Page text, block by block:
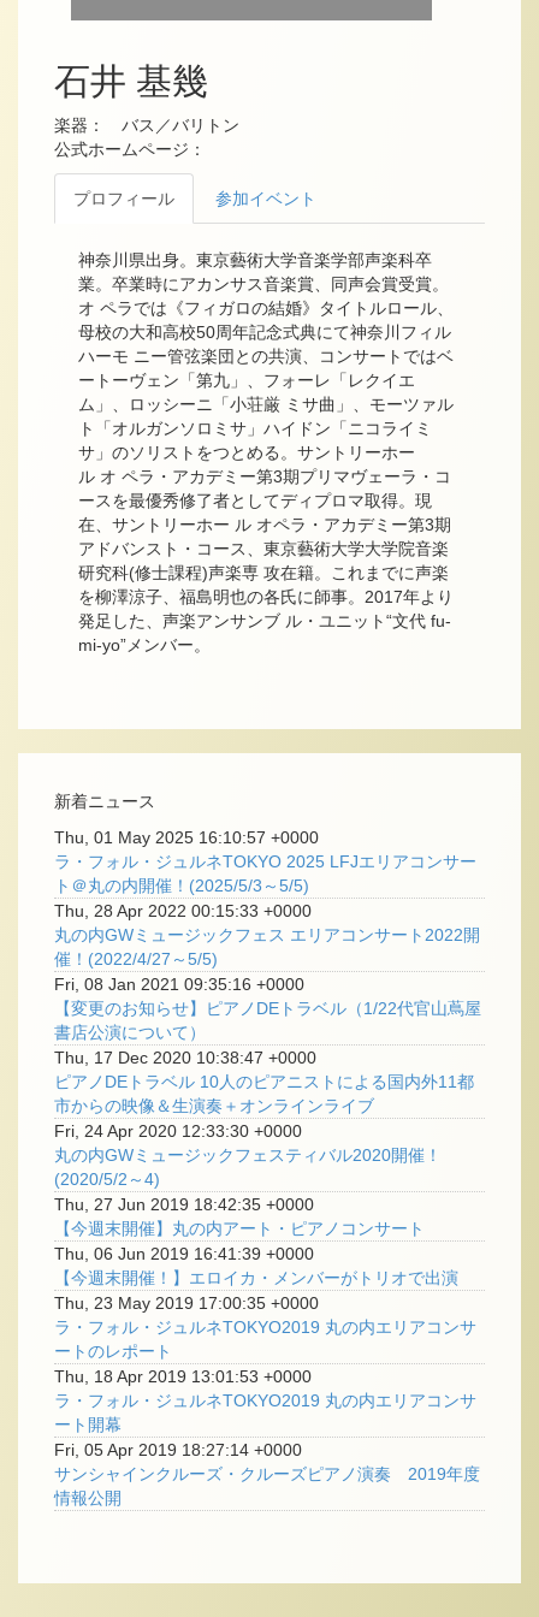
石井 基幾
楽器： バス／バリトン
公式ホームページ：
プロフィール 参加イベント
神奈川県出身。東京藝術大学音楽学部声楽科卒
業。卒業時にアカンサス音楽賞、同声会賞受賞。
オ ペラでは《フィガロの結婚》タイトルロール、
母校の大和高校50周年記念式典にて神奈川フィル
ハーモ ニー管弦楽団との共演、コンサートではベ
ートーヴェン「第九」、フォーレ「レクイエ
ム」、ロッシーニ「小荘厳 ミサ曲」、モーツァル
ト「オルガンソロミサ」ハイドン「ニコライミ
サ」のソリストをつとめる。サントリーホー
ル オ ペラ・アカデミー第3期プリマヴェーラ・コ
ースを最優秀修了者としてディプロマ取得。現
在、サントリーホー ル オペラ・アカデミー第3期
アドバンスト・コース、東京藝術大学大学院音楽
研究科(修士課程)声楽専 攻在籍。これまでに声楽
を柳澤涼子、福島明也の各氏に師事。2017年より
発足した、声楽アンサンブ ル・ユニット“文代 fu-
mi-yo”メンバー。
新着ニュース
Thu, 01 May 2025 16:10:57 +0000
ラ・フォル・ジュルネTOKYO 2025 LFJエリアコンサー
ト＠丸の内開催！(2025/5/3～5/5)
Thu, 28 Apr 2022 00:15:33 +0000
丸の内GWミュージックフェス エリアコンサート2022開
催！(2022/4/27～5/5)
Fri, 08 Jan 2021 09:35:16 +0000
【変更のお知らせ】ピアノDEトラベル（1/22代官山蔦屋
書店公演について）
Thu, 17 Dec 2020 10:38:47 +0000
ピアノDEトラベル 10人のピアニストによる国内外11都
市からの映像＆生演奏＋オンラインライブ
Fri, 24 Apr 2020 12:33:30 +0000
丸の内GWミュージックフェスティバル2020開催！
(2020/5/2～4)
Thu, 27 Jun 2019 18:42:35 +0000
【今週末開催】丸の内アート・ピアノコンサート
Thu, 06 Jun 2019 16:41:39 +0000
【今週末開催！】エロイカ・メンバーがトリオで出演
Thu, 23 May 2019 17:00:35 +0000
ラ・フォル・ジュルネTOKYO2019 丸の内エリアコンサ
ートのレポート
Thu, 18 Apr 2019 13:01:53 +0000
ラ・フォル・ジュルネTOKYO2019 丸の内エリアコンサ
ート開幕
Fri, 05 Apr 2019 18:27:14 +0000
サンシャインクルーズ・クルーズピアノ演奏 2019年度
情報公開